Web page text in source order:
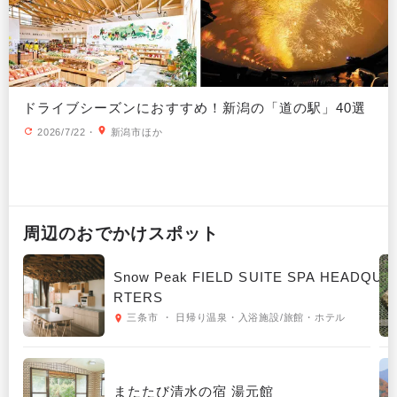
ドライブシーズンにおすすめ！新潟の「道の駅」40選
2026/7/22 ・ 新潟市ほか
周辺のおでかけスポット
Snow Peak FIELD SUITE SPA HEADQUA
RTERS
三条市 ・ 日帰り温泉・入浴施設/旅館・ホテル
またたび清水の宿 湯元館